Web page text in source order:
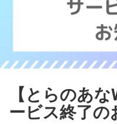
【とらのあ
ービス終了の